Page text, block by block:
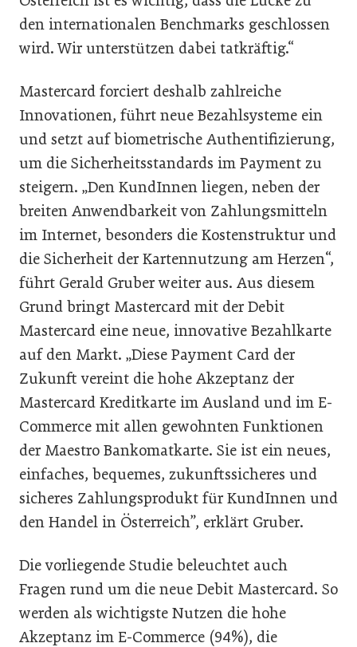
den internationalen Benchmarks geschlossen
wird. Wir unterstützen dabei tatkräftig.“
Mastercard forciert deshalb zahlreiche
Innovationen, führt neue Bezahlsysteme ein
und setzt auf biometrische Authentifizierung,
um die Sicherheitsstandards im Payment zu
steigern. „Den KundInnen liegen, neben der
breiten Anwendbarkeit von Zahlungsmitteln
im Internet, besonders die Kostenstruktur und
die Sicherheit der Kartennutzung am Herzen“,
führt Gerald Gruber weiter aus. Aus diesem
Grund bringt Mastercard mit der Debit
Mastercard eine neue, innovative Bezahlkarte
auf den Markt. „Diese Payment Card der
Zukunft vereint die hohe Akzeptanz der
Mastercard Kreditkarte im Ausland und im E-
Commerce mit allen gewohnten Funktionen
der Maestro Bankomatkarte. Sie ist ein neues,
einfaches, bequemes, zukunftssicheres und
sicheres Zahlungsprodukt für KundInnen und
den Handel in Österreich”, erklärt Gruber.
Die vorliegende Studie beleuchtet auch
Fragen rund um die neue Debit Mastercard. So
werden als wichtigste Nutzen die hohe
Akzeptanz im E-Commerce (94%), die